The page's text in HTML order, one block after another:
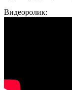
Видеоролик: